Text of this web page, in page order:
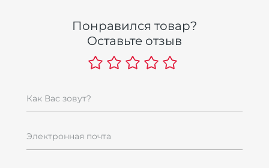
Понравился товар?
Оставьте отзыв
Как Вас зовут?
Электронная почта